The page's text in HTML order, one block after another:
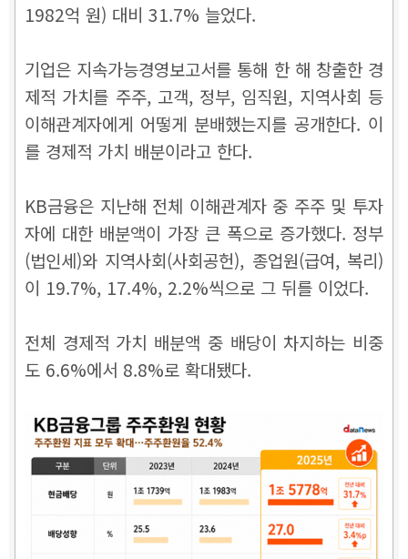
1982억 원) 대비 31.7% 늘었다.
기업은 지속가능경영보고서를 통해 한 해 창출한 경
제적 가치를 주주, 고객, 정부, 임직원, 지역사회 등
이해관계자에게 어떻게 분배했는지를 공개한다. 이
를 경제적 가치 배분이라고 한다.
KB금융은 지난해 전체 이해관계자 중 주주 및 투자
자에 대한 배분액이 가장 큰 폭으로 증가했다. 정부
(법인세)와 지역사회(사회공헌), 종업원(급여, 복리)
이 19.7%, 17.4%, 2.2%씩으로 그 뒤를 이었다.
전체 경제적 가치 배분액 중 배당이 차지하는 비중
도 6.6%에서 8.8%로 확대됐다.